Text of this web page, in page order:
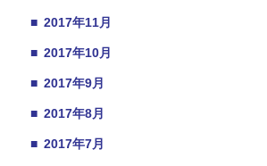
■ 2017年11月
■ 2017年10月
■ 2017年9月
■ 2017年8月
■ 2017年7月